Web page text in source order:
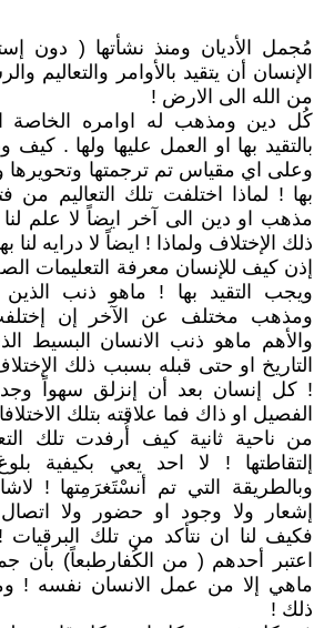
مُجمل الأديان ومنذ نشأتها ( دون
الإنسان أن يتقيد بالأوامر والتعاليم
من الله الى الارض !
كُل دين ومذهب له اوامره الخاصة
بالتقيد بها او العمل عليها ولها . كيف
وعلى اي مقياس تم ترجمتها وتحويرها
بها ! لماذا اختلفت تلك التعاليم من
مذهب او دين الى آخر ايضاً لا علم
ذلك الإختلاف ولماذا ! ايضاً لا درايه لنا
إذن كيف للإنسان معرفة التعليمات
ويجب التقيد بها ! ماهو ذنب
ومذهب مختلف عن الآخر إن
والأهم ماهو ذنب الانسان البسيط
التاريخ او حتى قبله بسبب ذلك
! كل إنسان بعد أن إنزلق سهواً
الفصيل او ذاك فما علاقته بتلك
من ناحية ثانية كيف أُرفدت تلك
إلتقاطتها ! لا احد يعي بكيفية
وبالطريقة التي تم أنسْتَغرَمِتها !
إشعار ولا وجود او حضور ولا
فكيف لنا ان نتأكد من تلك
اعتبر أحدهم ( من الكُفارطبعاً) بأن
ماهي إلا من عمل الانسان نفسه !
ذلك !